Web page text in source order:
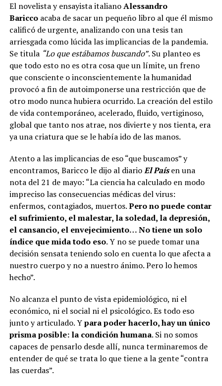
El novelista y ensayista italianoAlessandro
Bariccoacaba de sacar un pequeño libro al que él mismo
calificó de urgente, analizando con una tesis tan
arriesgada como lúcida las implicancias de la pandemia.
Se titula “Lo que estábamos buscando”. Su planteo es
que todo esto no es otra cosa que un límite, un freno
que consciente o inconscientemente la humanidad
provocó a fin de autoimponerse una restricción que de
otro modo nunca hubiera ocurrido. La creación del estilo
de vida contemporáneo, acelerado, fluido, vertiginoso,
global que tanto nos atrae, nos divierte y nos tienta, era
ya una criatura que se le había ido de las manos.
Atento a las implicancias de eso “que buscamos” y
encontramos, Baricco le dijo al diarioEl Paísen una
nota del 21 de mayo: “La ciencia ha calculado en modo
impreciso las consecuencias médicas del virus:
enfermos, contagiados, muertos.Pero no puede contar
el sufrimiento, el malestar, la soledad, la depresión,
el cansancio, el envejecimiento… No tiene un solo
índice que mida todo eso. Y no se puede tomar una
decisión sensata teniendo solo en cuenta lo que afecta a
nuestro cuerpo y no a nuestro ánimo. Pero lo hemos
hecho”.
No alcanza el punto de vista epidemiológico, ni el
económico, ni el social ni el psicológico. Es todo eso
junto y articulado. Ypara poder hacerlo, hay un único
prisma posible: la condición humana. Si no somos
capaces de pensarlo desde allí, nunca terminaremos de
entender de qué se trata lo que tiene a la gente “contra
las cuerdas”.